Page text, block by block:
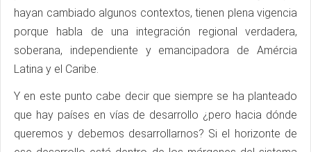
hayan cambiado algunos contextos, tienen plena vigencia
porque habla de una integración regional verdadera,
soberana, independiente y emancipadora de Amércia
Latina y el Caribe.
Y en este punto cabe decir que siempre se ha planteado
que hay países en vías de desarrollo ¿pero hacia dónde
queremos y debemos desarrollarnos? Si el horizonte de